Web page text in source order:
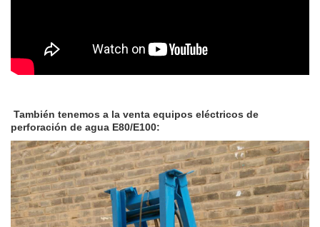
También tenemos a la venta equipos eléctricos de
perforación de agua E80/E100: